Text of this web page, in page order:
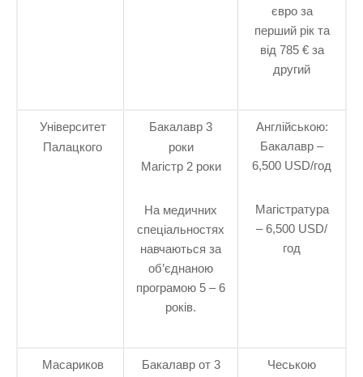
євро за
перший рік та
від 785 € за
другий
Університет
Палацкого
Бакалавр 3
роки
Магістр 2 роки
На медичних
спеціальностях
навчаються за
об’єднаною
програмою 5 – 6
років.
Англійською:
Бакалавр –
6,500 USD/год
Магістратура
– 6,500 USD/
год
Масариков
Бакалавр от 3
Чеською